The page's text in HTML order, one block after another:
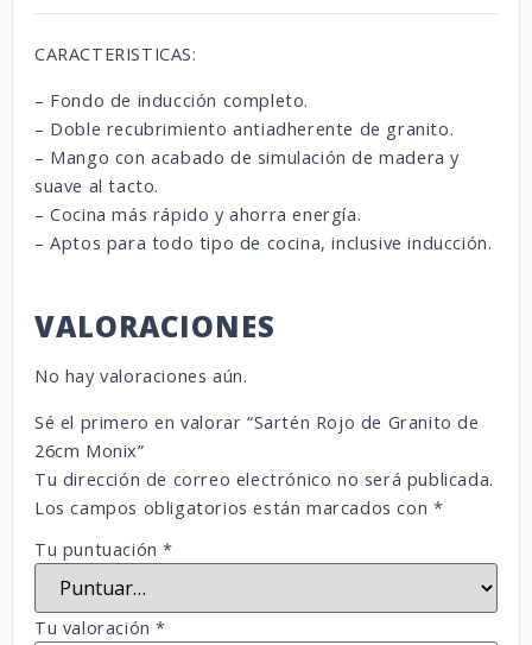
CARACTERISTICAS:
– Fondo de inducción completo.
– Doble recubrimiento antiadherente de granito.
– Mango con acabado de simulación de madera y
suave al tacto.
– Cocina más rápido y ahorra energía.
– Aptos para todo tipo de cocina, inclusive inducción.
VALORACIONES
No hay valoraciones aún.
Sé el primero en valorar “Sartén Rojo de Granito de
26cm Monix”
Tu dirección de correo electrónico no será publicada.
Los campos obligatorios están marcados con *
Tu puntuación*
Tu valoración*